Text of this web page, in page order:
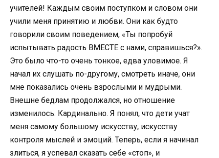
учителей! Каждым своим поступком и словом они
учили меня принятию и любви. Они как будто
говорили своим поведением, «Ты попробуй
испытывать радость ВМЕСТЕ с нами, справишься?».
Это было что-то очень тонкое, едва уловимое. Я
начал их слушать по-другому, смотреть иначе, они
мне показались очень взрослыми и мудрыми.
Внешне бедлам продолжался, но отношение
изменилось. Кардинально. Я понял, что дети учат
меня самому большому искусству, искусству
контроля мыслей и эмоций. Теперь, если я начинал
злиться, я успевал сказать себе «стоп», и